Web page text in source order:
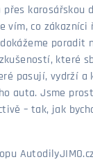
karosářskou
vím, co zákazníci
poradit
které
pasují, vydrží a
auta. Jsme
– tak, jak
AutodilyJIMO.cz